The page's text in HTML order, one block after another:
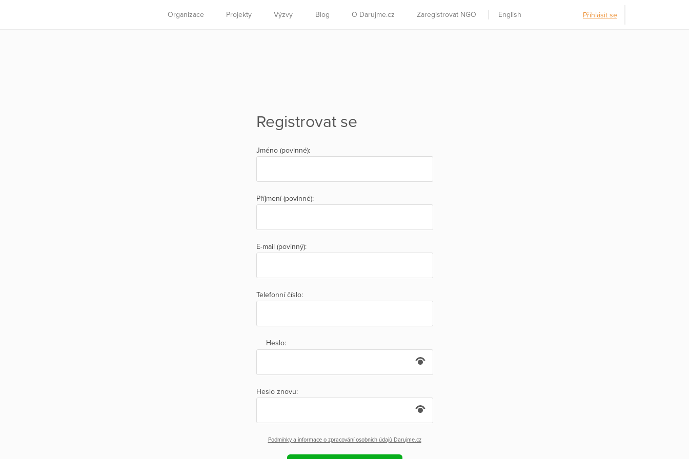
Organizace Projekty Výzvy Blog O Darujme.cz Zaregistrovat NGO English Přihlásit se
Registrovat se
Jméno (povinné):
Příjmení (povinné):
E-mail (povinný):
Telefonní číslo:
Heslo:
Heslo znovu:
Podmínky a informace o zpracování osobních údajů Darujme.cz